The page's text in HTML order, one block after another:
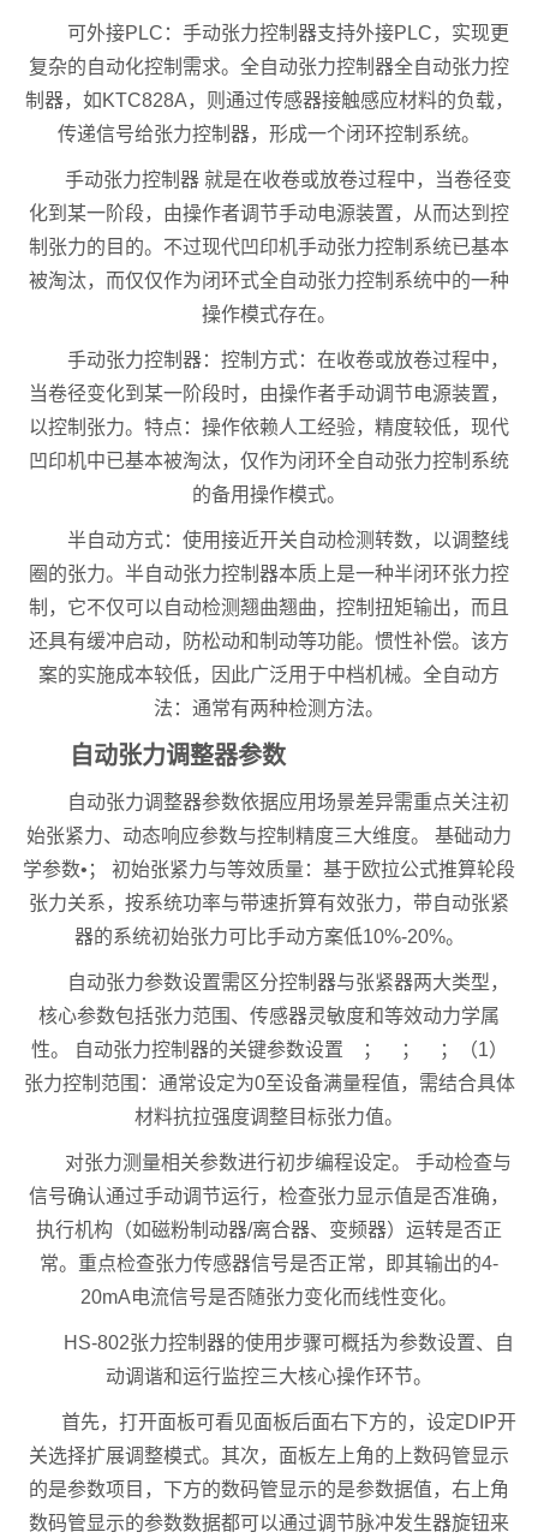
可外接PLC：手动张力控制器支持外接PLC，实现更
复杂的自动化控制需求。全自动张力控制器全自动张力控
制器，如KTC828A，则通过传感器接触感应材料的负载，
传递信号给张力控制器，形成一个闭环控制系统。
手动张力控制器 就是在收卷或放卷过程中，当卷径变
化到某一阶段，由操作者调节手动电源装置，从而达到控
制张力的目的。不过现代凹印机手动张力控制系统已基本
被淘汰，而仅仅作为闭环式全自动张力控制系统中的一种
操作模式存在。
手动张力控制器：控制方式：在收卷或放卷过程中，
当卷径变化到某一阶段时，由操作者手动调节电源装置，
以控制张力。特点：操作依赖人工经验，精度较低，现代
凹印机中已基本被淘汰，仅作为闭环全自动张力控制系统
的备用操作模式。
半自动方式：使用接近开关自动检测转数，以调整线
圈的张力。半自动张力控制器本质上是一种半闭环张力控
制，它不仅可以自动检测翘曲翘曲，控制扭矩输出，而且
还具有缓冲启动，防松动和制动等功能。惯性补偿。该方
案的实施成本较低，因此广泛用于中档机械。全自动方
法：通常有两种检测方法。
自动张力调整器参数
自动张力调整器参数依据应用场景差异需重点关注初
始张紧力、动态响应参数与控制精度三大维度。 基础动力
学参数•； 初始张紧力与等效质量：基于欧拉公式推算轮段
张力关系，按系统功率与带速折算有效张力，带自动张紧
器的系统初始张力可比手动方案低10%-20%。
自动张力参数设置需区分控制器与张紧器两大类型，
核心参数包括张力范围、传感器灵敏度和等效动力学属
性。 自动张力控制器的关键参数设置 ； ； ；（1）
张力控制范围：通常设定为0至设备满量程值，需结合具体
材料抗拉强度调整目标张力值。
对张力测量相关参数进行初步编程设定。 手动检查与
信号确认通过手动调节运行，检查张力显示值是否准确，
执行机构（如磁粉制动器/离合器、变频器）运转是否正
常。重点检查张力传感器信号是否正常，即其输出的4-
20mA电流信号是否随张力变化而线性变化。
HS-802张力控制器的使用步骤可概括为参数设置、自
动调谐和运行监控三大核心操作环节。
首先，打开面板可看见面板后面右下方的，设定DIP开
关选择扩展调整模式。其次，面板左上角的上数码管显示
的是参数项目，下方的数码管显示的是参数据值，右上角
数码管显示的参数数据都可以通过调节脉冲发生器旋钮来